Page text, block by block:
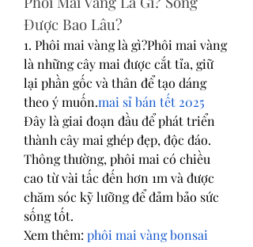
Được Bao Lâu?
1. Phôi mai vàng là gì?Phôi mai vàng
là những cây mai được cắt tỉa, giữ
lại phần gốc và thân để tạo dáng
theo ý muốn.mai sỉ bán tết 2025
Đây là giai đoạn đầu để phát triển
thành cây mai ghép đẹp, độc đáo.
Thông thường, phôi mai có chiều
cao từ vài tấc đến hơn 1m và được
chăm sóc kỹ lưỡng để đảm bảo sức
sống tốt.
Xem thêm: phôi mai vàng bonsai